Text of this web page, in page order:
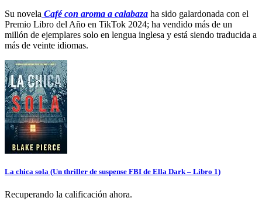
Su novela Café con aroma a calabaza ha sido galardonada con el
Premio Libro del Año en TikTok 2024; ha vendido más de un
millón de ejemplares solo en lengua inglesa y está siendo traducida a
más de veinte idiomas.
La chica sola (Un thriller de suspense FBI de Ella Dark – Libro 1)
Recuperando la calificación ahora.